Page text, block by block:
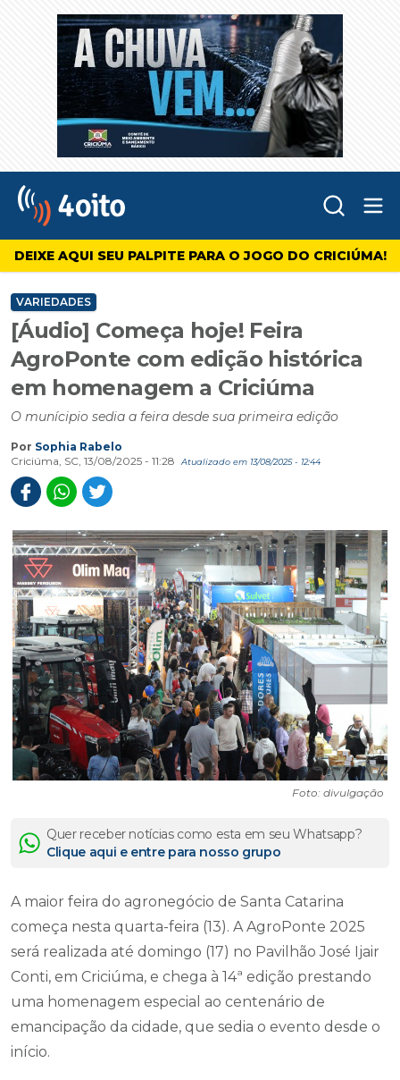
4oito
DEIXE AQUI SEU PALPITE PARA O JOGO DO CRICIÚMA!
VARIEDADES
[Áudio] Começa hoje! Feira
AgroPonte com edição histórica
em homenagem a Criciúma
O munícipio sedia a feira desde sua primeira edição
Por Sophia Rabelo
Criciúma, SC, 13/08/2025 - 11:28
Atualizado em 13/08/2025 - 12:44
Foto: divulgação
Quer receber notícias como esta em seu Whatsapp?
Clique aqui e entre para nosso grupo
A maior feira do agronegócio de Santa Catarina
começa nesta quarta-feira (13). A AgroPonte 2025
será realizada até domingo (17) no Pavilhão José Ijair
Conti, em Criciúma, e chega à 14ª edição prestando
uma homenagem especial ao centenário de
emancipação da cidade, que sedia o evento desde o
início.